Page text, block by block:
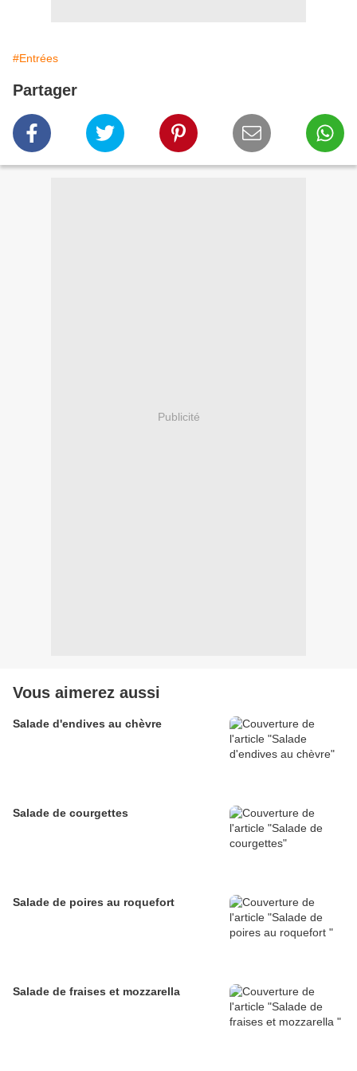
#Entrées
Partager
Publicité
Vous aimerez aussi
Salade d'endives au chèvre
Salade de courgettes
Salade de poires au roquefort
Salade de fraises et mozzarella